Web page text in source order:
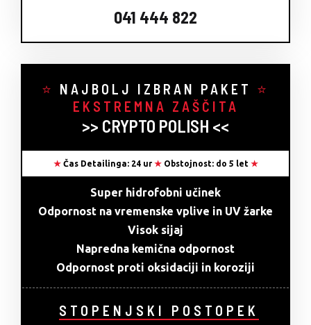
041 444 822
⭐ NAJBOLJ IZBRAN PAKET ⭐
EKSTREMNA ZAŠČITA
>> CRYPTO POLISH <<
★Čas Detailinga: 24 ur ★Obstojnost: do 5 let ★
Super hidrofobni učinek
Odpornost na vremenske vplive in UV žarke
Visok sijaj
Napredna kemična odpornost
Odpornost proti oksidaciji in koroziji
STOPENJSKI POSTOPEK